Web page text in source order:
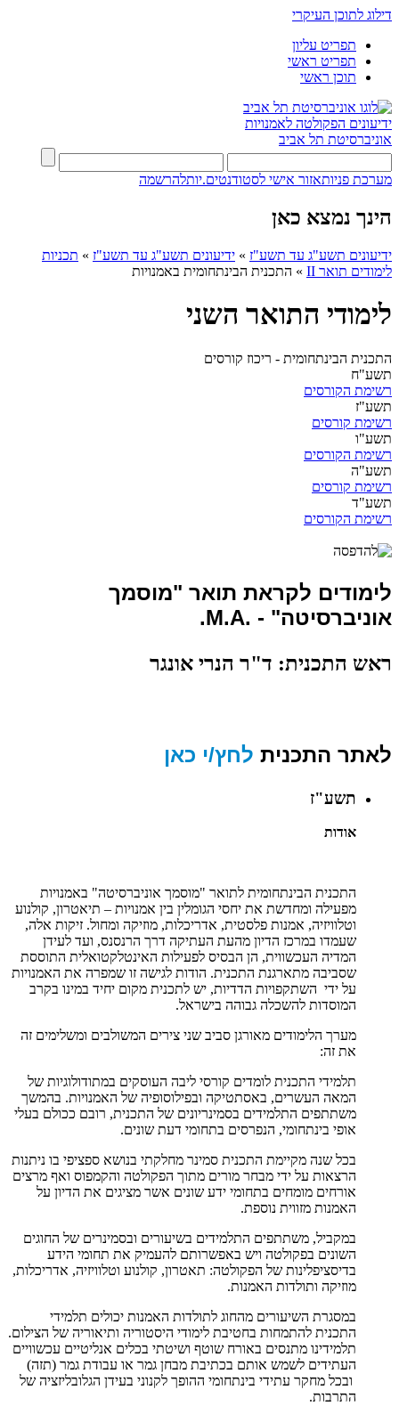
דילוג לתוכן העיקרי
תפריט עליון
תפריט ראשי
תוכן ראשי
ידיעונים הפקולטה לאמנויות
אוניברסיטת תל אביב
מערכת פניותאזור אישי לסטודנטים.יותלהרשמה
הינך נמצא כאן
ידיעונים תשע"ג עד תשע"ז » ידיעונים תשע"ג עד תשע"ז » תכניות
לימודים תואר II
» התכנית הבינתחומית באמנויות
לימודי התואר השני
התכנית הבינתחומית - ריכוז קורסים
תשע"ח
רשימת הקורסים
תשע"ז
רשימת קורסים
תשע"ו
רשימת הקורסים
תשע"ה
רשימת קורסים
תשע"ד
רשימת הקורסים
לימודים לקראת תואר "מוסמך
אוניברסיטה" - .M.A.
ראש התכנית: ד"ר הנרי אונגר
לאתר התכנית לחץ/י כאן
תשע"ז
אודות
התכנית הבינתחומית לתואר "מוסמך אוניברסיטה" באמנויות
מפעילה ומחדשת את יחסי הגומלין בין אמנויות – תיאטרון, קולנוע
וטלוויזיה, אמנות פלסטית, אדריכלות, מוזיקה ומחול. זיקות אלה,
שעמדו במרכז הדיון מהעת העתיקה דרך הרנסנס, ועד לעידן
המדיה העכשווית, הן הבסיס לפעילות האינטלקטואלית התוססת
שסביבה מתארגנת התכנית. הודות לגישה זו שמפרה את האמנויות
על ידי השתקפויות הדדיות, יש לתכנית מקום יחיד במינו בקרב
המוסדות להשכלה גבוהה בישראל.
מערך הלימודים מאורגן סביב שני צירים המשולבים ומשלימים זה
את זה:
תלמידי התכנית לומדים קורסי ליבה העוסקים במתודולוגיות של
המאה העשרים, באסתטיקה ובפילוסופיה של האמנויות. בהמשך
משתתפים התלמידים בסמינריונים של התכנית, רובם ככולם בעלי
אופי בינתחומי, הנפרסים בתחומי דעת שונים.
בכל שנה מקיימת התכנית סמינר מחלקתי בנושא ספציפי בו ניתנות
הרצאות על ידי מבחר מורים מתוך הפקולטה והקמפוס ואף מרצים
אורחים מומחים בתחומי ידע שונים אשר מציגים את הדיון על
האמנות מזווית נוספת.
במקביל, משתתפים התלמידים בשיעורים ובסמינרים של החוגים
השונים בפקולטה ויש באפשרותם להעמיק את תחומי הידע
בדיסציפלינות של הפקולטה: תאטרון, קולנוע וטלוויזיה, אדריכלות,
מוזיקה ותולדות האמנות.
במסגרת השיעורים מהחוג לתולדות האמנות יכולים תלמידי
התכנית להתמחות בחטיבת לימודי היסטוריה ותיאוריה של הצילום.
תלמידינו מתנסים באורח שוטף ושיטתי בכלים אנליטיים עכשוויים
העתידים לשמש אותם בכתיבת מבחן גמר או עבודת גמר (תזה)
ובכל מחקר עתידי בינתחומי ההופך לקנוני בעידן הגלובליזציה של
התרבות.